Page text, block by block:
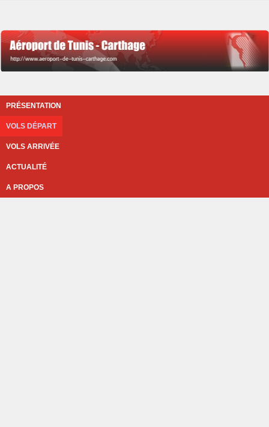
PRÉSENTATION
VOLS DÉPART
VOLS ARRIVÉE
ACTUALITÉ
A PROPOS